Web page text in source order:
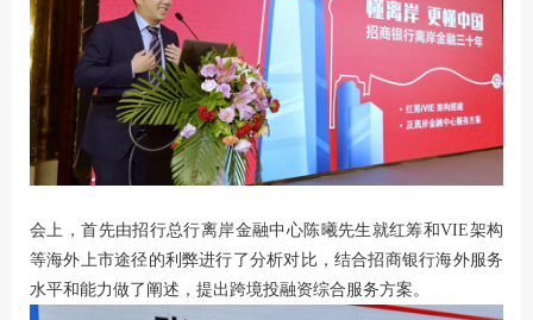
会上，首先由招行总行离岸金融中心陈曦先生就红筹和VIE架构
等海外上市途径的利弊进行了分析对比，结合招商银行海外服务
水平和能力做了阐述，提出跨境投融资综合服务方案。